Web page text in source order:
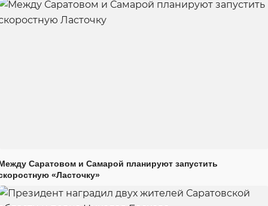
Саратовом и Самарой планируют запустить
«Ласточку»